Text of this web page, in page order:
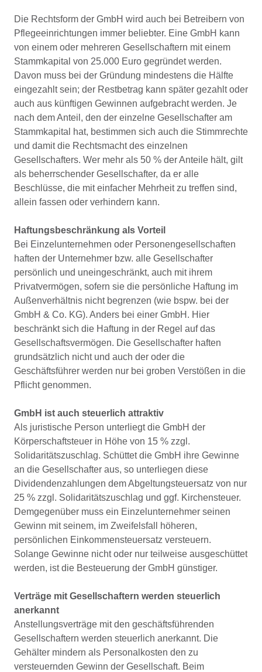
Die Rechtsform der GmbH wird auch bei Betreibern von
Pflegeeinrichtungen immer beliebter. Eine GmbH kann
von einem oder mehreren Gesellschaftern mit einem
Stammkapital von 25.000 Euro gegründet werden.
Davon muss bei der Gründung mindestens die Hälfte
eingezahlt sein; der Restbetrag kann später gezahlt oder
auch aus künftigen Gewinnen aufgebracht werden. Je
nach dem Anteil, den der einzelne Gesellschafter am
Stammkapital hat, bestimmen sich auch die Stimmrechte
und damit die Rechtsmacht des einzelnen
Gesellschafters. Wer mehr als 50 % der Anteile hält, gilt
als beherrschender Gesellschafter, da er alle
Beschlüsse, die mit einfacher Mehrheit zu treffen sind,
allein fassen oder verhindern kann.
Haftungsbeschränkung als Vorteil
Bei Einzelunternehmen oder Personengesellschaften
haften der Unternehmer bzw. alle Gesellschafter
persönlich und uneingeschränkt, auch mit ihrem
Privatvermögen, sofern sie die persönliche Haftung im
Außenverhältnis nicht begrenzen (wie bspw. bei der
GmbH & Co. KG). Anders bei einer GmbH. Hier
beschränkt sich die Haftung in der Regel auf das
Gesellschaftsvermögen. Die Gesellschafter haften
grundsätzlich nicht und auch der oder die
Geschäftsführer werden nur bei groben Verstößen in die
Pflicht genommen.
GmbH ist auch steuerlich attraktiv
Als juristische Person unterliegt die GmbH der
Körperschaftsteuer in Höhe von 15 % zzgl.
Solidaritätszuschlag. Schüttet die GmbH ihre Gewinne
an die Gesellschafter aus, so unterliegen diese
Dividendenzahlungen dem Abgeltungsteuersatz von nur
25 % zzgl. Solidaritätszuschlag und ggf. Kirchensteuer.
Demgegenüber muss ein Einzelunternehmer seinen
Gewinn mit seinem, im Zweifelsfall höheren,
persönlichen Einkommensteuersatz versteuern.
Solange Gewinne nicht oder nur teilweise ausgeschüttet
werden, ist die Besteuerung der GmbH günstiger.
Verträge mit Gesellschaftern werden steuerlich
anerkannt
Anstellungsverträge mit den geschäftsführenden
Gesellschaftern werden steuerlich anerkannt. Die
Gehälter mindern als Personalkosten den zu
versteuernden Gewinn der Gesellschaft. Beim